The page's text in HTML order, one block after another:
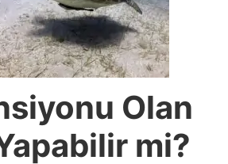
Olan
mi?